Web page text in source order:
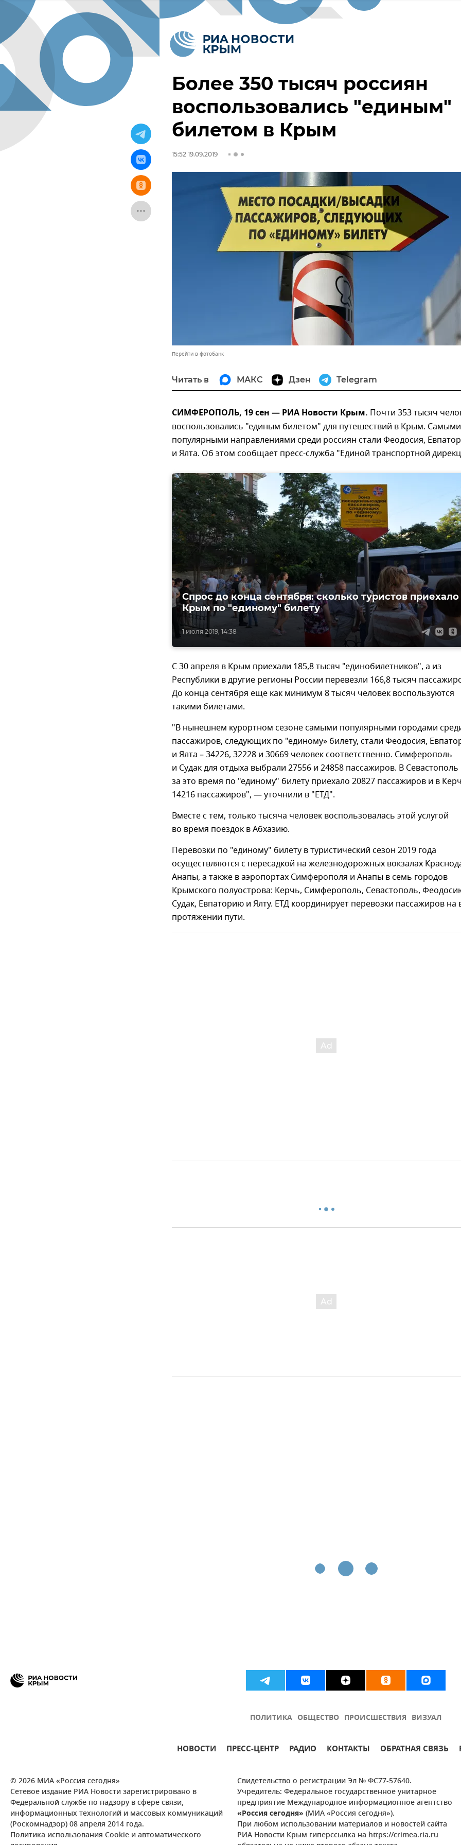
Более 350 тысяч россиян
воспользовались "единым"
билетом в Крым
15:52 19.09.2019
Перейти в фотобанк
Читать в МАКС Дзен Telegram
СИМФЕРОПОЛЬ, 19 сен — РИА Новости Крым. Почти 353 тысяч
воспользовались "единым билетом" для путешествий в Крым. Самыми
популярными направлениями среди россиян стали Феодосия,
и Ялта. Об этом сообщает пресс-служба "Единой транспортной
1 июля 2019, 14:38
Спрос до конца сентября: сколько туристов приехало
Крым по "единому" билету
С 30 апреля в Крым приехали 185,8 тысяч "единобилетников", а из
Республики в другие регионы России перевезли 166,8 тысяч
До конца сентября еще как минимум 8 тысяч человек воспользуются
такими билетами.
"В нынешнем курортном сезоне самыми популярными городами
пассажиров, следующих по "единому» билету, стали Феодосия,
и Ялта – 34226, 32228 и 30669 человек соответственно. Симферополь
и Судак для отдыха выбрали 27556 и 24858 пассажиров. В Севастополь
за это время по "единому" билету приехало 20827 пассажиров и в
14216 пассажиров", — уточнили в "ЕТД".
Вместе с тем, только тысяча человек воспользовалась этой услугой
во время поездок в Абхазию.
Перевозки по "единому" билету в туристический сезон 2019 года
осуществляются с пересадкой на железнодорожных вокзалах
Анапы, а также в аэропортах Симферополя и Анапы в семь городов
Крымского полуострова: Керчь, Симферополь, Севастополь,
Судак, Евпаторию и Ялту. ЕТД координирует перевозки пассажиров на
протяжении пути.
ПОЛИТИКА ОБЩЕСТВО ПРОИСШЕСТВИЯ ВИЗУАЛ
НОВОСТИ ПРЕСС-ЦЕНТР РАДИО КОНТАКТЫ ОБРАТНАЯ СВЯЗЬ
© 2026 МИА «Россия сегодня»
Сетевое издание РИА Новости зарегистрировано в
Федеральной службе по надзору в сфере связи,
информационных технологий и массовых коммуникаций
(Роскомнадзор) 08 апреля 2014 года.
Политика использования Cookie и автоматического
Свидетельство о регистрации Эл № ФС77-57640.
Учредитель: Федеральное государственное унитарное
предприятие Международное информационное агентство
«Россия сегодня» (МИА «Россия сегодня»).
При любом использовании материалов и новостей сайта
РИА Новости Крым гиперссылка на https://crimea.ria.ru